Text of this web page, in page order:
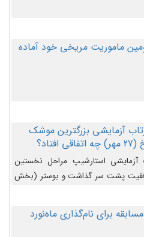
ماموریت مریخی خود آماده
آزمایشی بزرگترین موشک
آزمایشی استارشیپ مراحل نخستین
پشت سر گذاشت و بوستر (بخش
از پیش تعیین‌شده کند و سپس با یک
موفقیت از آن جدا شود.
برای نام‌گذاری ماه‌نورد